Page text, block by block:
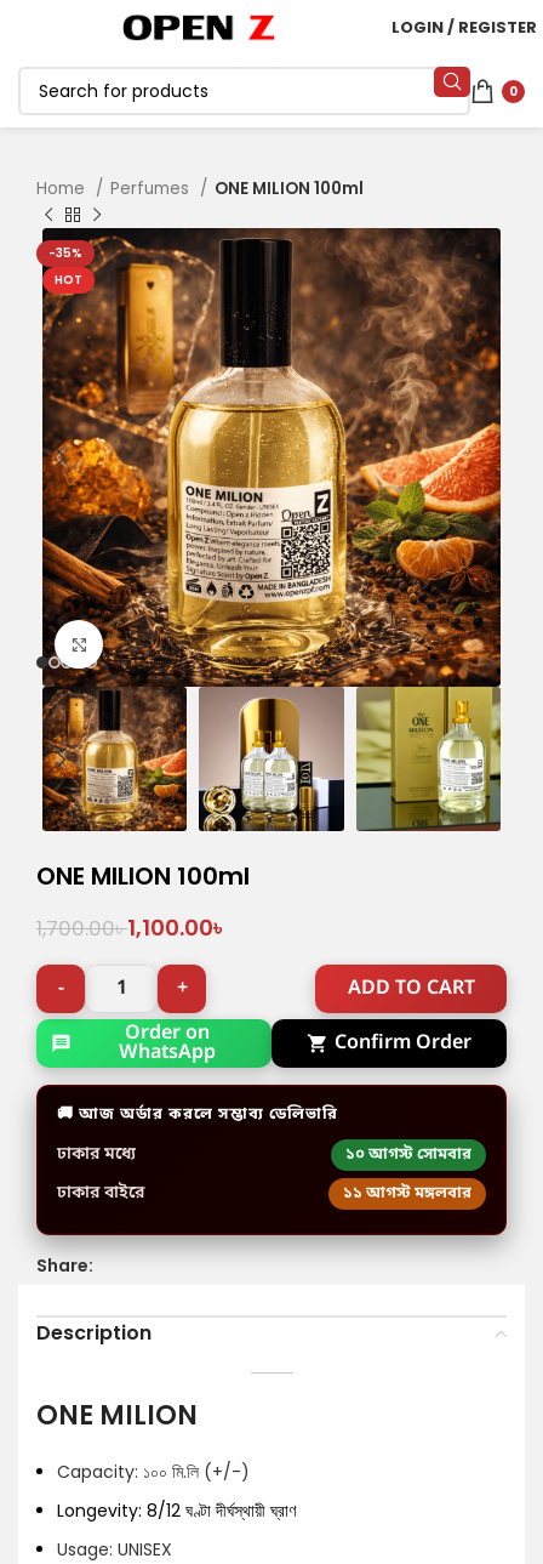
LOGIN / REGISTER
0
Home Perfumes ONE MILION 100ml
-35%
HOT
Click to enlarge
ONE MILION 100ml
1,700.00৳1,100.00৳
ADD TO CART
Order on
WhatsApp Confirm Order
🚚 আজ অর্ডার করলে সম্ভাব্য ডেলিভারি
ঢাকার মধ্যে ১০ আগস্ট সোমবার
ঢাকার বাইরে ১১ আগস্ট মঙ্গলবার
Share:
Description
ONE MILION
Capacity: ১০০ মি.লি (+/-)
Longevity: 8/12 ঘণ্টা দীর্ঘস্থায়ী ঘ্রাণ
Usage: UNISEX